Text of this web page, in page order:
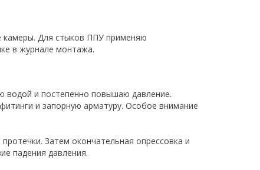
камеры. Для стыков ППУ применяю
в журнале монтажа.
водой и постепенно повышаю давление.
и запорную арматуру. Особое внимание
Затем окончательная опрессовка и
падения давления.